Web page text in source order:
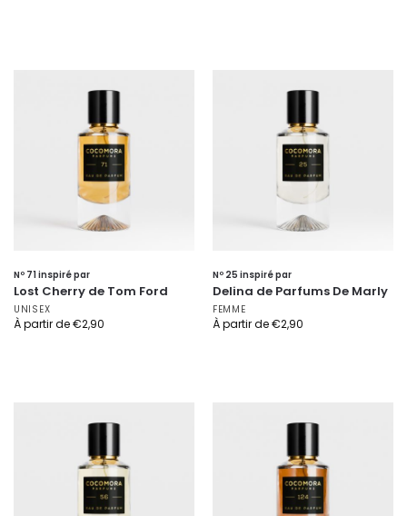
Nº 71 inspiré par
Lost Cherry de Tom Ford
UNISEX
À partir de€2,90
Nº 25 inspiré par
Delina de Parfums De Marly
FEMME
À partir de€2,90